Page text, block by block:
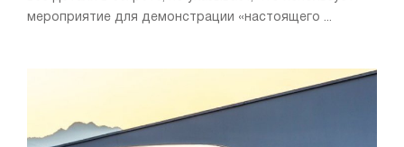
мероприятие для демонстрации «настоящего ...